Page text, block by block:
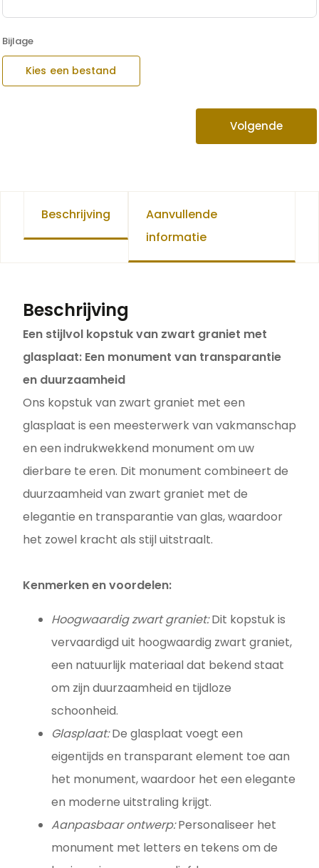
Bijlage
Kies een bestand
Volgende
Beschrijving
Aanvullende
informatie
Beschrijving
Een stijlvol kopstuk van zwart graniet met
glasplaat: Een monument van transparantie
en duurzaamheid
Ons kopstuk van zwart graniet met een
glasplaat is een meesterwerk van vakmanschap
en een indrukwekkend monument om uw
dierbare te eren. Dit monument combineert de
duurzaamheid van zwart graniet met de
elegantie en transparantie van glas, waardoor
het zowel kracht als stijl uitstraalt.
Kenmerken en voordelen:
Hoogwaardig zwart graniet:Dit kopstuk is
vervaardigd uit hoogwaardig zwart graniet,
een natuurlijk materiaal dat bekend staat
om zijn duurzaamheid en tijdloze
schoonheid.
Glasplaat:De glasplaat voegt een
eigentijds en transparant element toe aan
het monument, waardoor het een elegante
en moderne uitstraling krijgt.
Aanpasbaar ontwerp:Personaliseer het
monument met letters en tekens om de